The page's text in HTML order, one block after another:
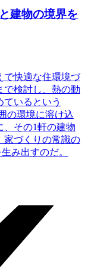
建物の境界を
で快適な住環境づ
で検討し、熱の動
いるという
の環境に溶け込
、その1軒の建物
家づくりの常識の
み出すのだ。